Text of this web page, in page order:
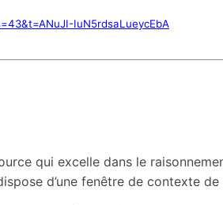
IuN5rdsaLueycEbA
qui excelle dans le
d’une fenêtre de contexte de